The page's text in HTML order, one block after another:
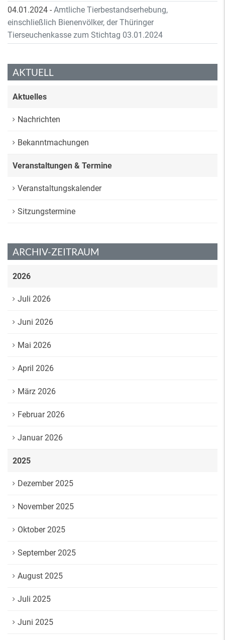
04.01.2024 - Amtliche Tierbestandserhebung,
einschließlich Bienenvölker, der Thüringer
Tierseuchenkasse zum Stichtag 03.01.2024
AKTUELL
Aktuelles
Nachrichten
Bekanntmachungen
Veranstaltungen & Termine
Veranstaltungskalender
Sitzungstermine
ARCHIV-ZEITRAUM
2026
Juli 2026
Juni 2026
Mai 2026
April 2026
März 2026
Februar 2026
Januar 2026
2025
Dezember 2025
November 2025
Oktober 2025
September 2025
August 2025
Juli 2025
Juni 2025